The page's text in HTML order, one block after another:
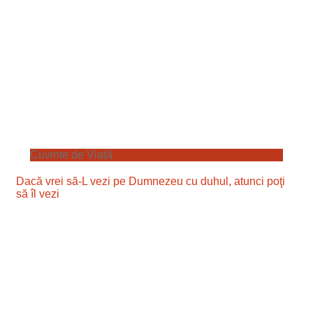
Cuvinte de Viață
Dacă vrei să-L vezi pe Dumnezeu cu duhul, atunci poţi
să îl vezi